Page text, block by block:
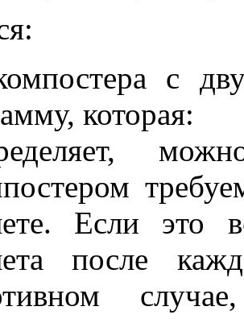
с
которая:
Если это
после